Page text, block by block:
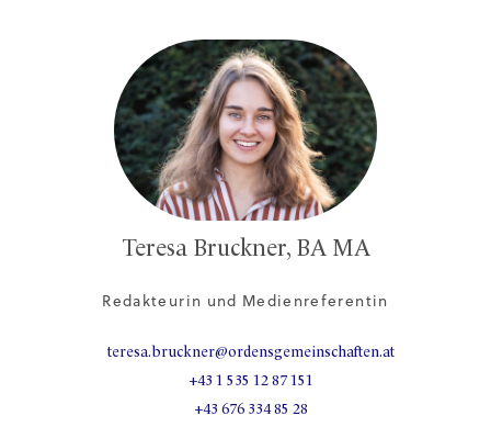
Teresa Bruckner, BA MA
Redakteurin und Medienreferentin
teresa.bruckner@ordensgemeinschaften.at
+43 1 535 12 87 151
+43 676 334 85 28